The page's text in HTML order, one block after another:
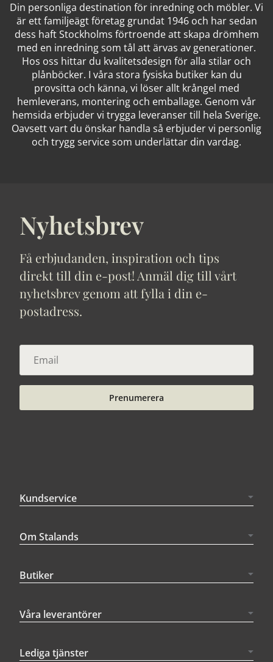
Din personliga destination för inredning och möbler. Vi
är ett familjeägt företag grundat 1946 och har sedan
dess haft Stockholms förtroende att skapa drömhem
med en inredning som tål att ärvas av generationer.
Hos oss hittar du kvalitetsdesign för alla stilar och
plånböcker. I våra stora fysiska butiker kan du
provsitta och känna, vi löser allt krångel med
hemleverans, montering och emballage. Genom vår
hemsida erbjuder vi trygga leveranser till hela Sverige.
Oavsett vart du önskar handla så erbjuder vi personlig
och trygg service som underlättar din vardag.
Nyhetsbrev
Få erbjudanden, inspiration och tips
direkt till din e-post! Anmäl dig till vårt
nyhetsbrev genom att fylla i din e-
postadress.
Prenumerera
Kundservice
Om Stalands
Butiker
Våra leverantörer
Lediga tjänster